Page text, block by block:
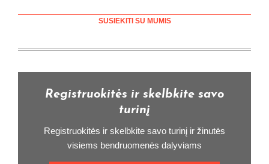
SUSIEKITI SU MUMIS
Registruokitės ir skelbkite savo
turinį
Registruokitės ir skelbkite savo turinį ir žinutės
visiems bendruomenės dalyviams